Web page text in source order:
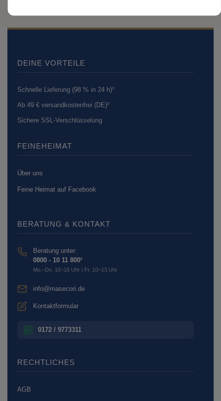
DEINE VORTEILE
Schnelle Lieferung (98 % in 24 h)³
Ab 49 € versandkostenfrei (DE)²
Sichere SSL-Verschlüsselung
FEINEHEIMAT
Über uns
Feine Heimat auf Facebook
BERATUNG & KONTAKT
Beratung unter:
0800 - 10 11 800¹
Mo.–Do. 10–16 Uhr | Fr. 10–13 Uhr
info@masecori.de
Kontaktformular
0172 / 9773311
RECHTLICHES
AGB